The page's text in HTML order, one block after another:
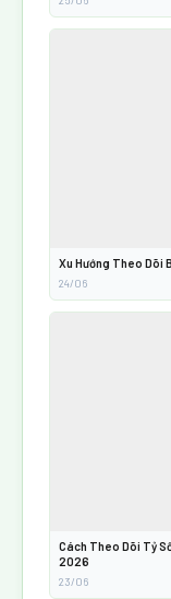
Xu Hướng Theo Dõi
24/06
Cách Theo Dõi Tỷ
2026
23/06